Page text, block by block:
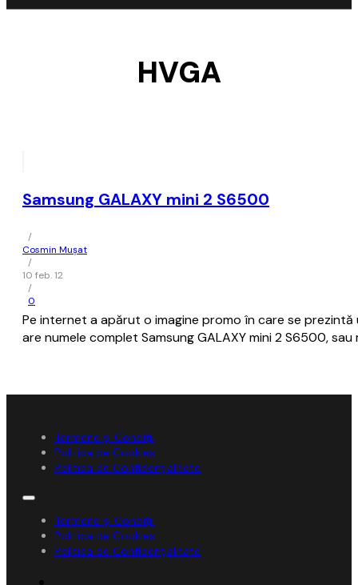
HVGA
Samsung GALAXY mini 2 S6500
/
Cosmin Mușat
/
10 feb. 12
/
0
Pe internet a apărut o imagine promo în care se
are numele complet Samsung GALAXY mini 2 S6500,
Termene și Condiții
Politica de Cookies
Politica de Confidențialitate
Termene și Condiții
Politica de Cookies
Politica de Confidențialitate